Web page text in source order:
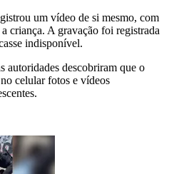
um vídeo de si mesmo, com
criança. A gravação foi registrada
indisponível.
autoridades descobriram que o
celular fotos e vídeos